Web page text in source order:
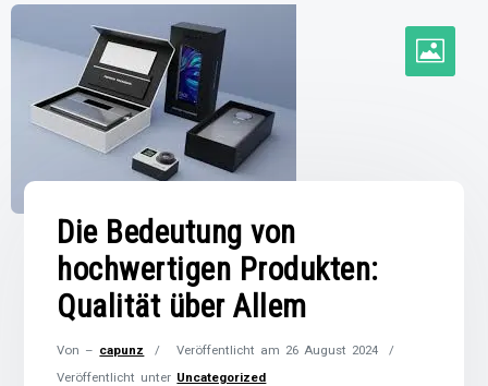
Die Bedeutung von
hochwertigen Produkten:
Qualität über Allem
Von – capunz Veröffentlicht am 26 August 2024
Veröffentlicht unter Uncategorized